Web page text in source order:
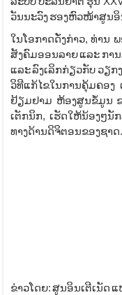
ວັນນະວົງ ຮອງຫົວໜ້າສູນອິ
ໃນໂອກາດດັ່ງກ່າວ, ທ່ານ
ສັງຄົມອອນລາຍ ແລະ ກາ
ແລະ ລົງເລິກກ່ຽວກັບ ວຽ
ວິທີແກ້ໄຂໃນການຄຸ້ມຄອງ
ຢ້ຽມຢາມ ຫ້ອງສູນຂໍ້ມູນ ຂ
ເຕັກນິກ, ເຮັດໃຫ້ນ້ອງໆນັ
ທາງດ້ານດິຈິຕອນຂອງຊາດ.
ຂ່າວໂດຍ: ສູນອິນເຕີເນັດ ແ